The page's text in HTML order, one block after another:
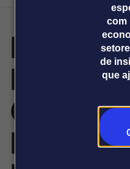
com
de
que
Plataformas
Broadcast
Bitget
Dados